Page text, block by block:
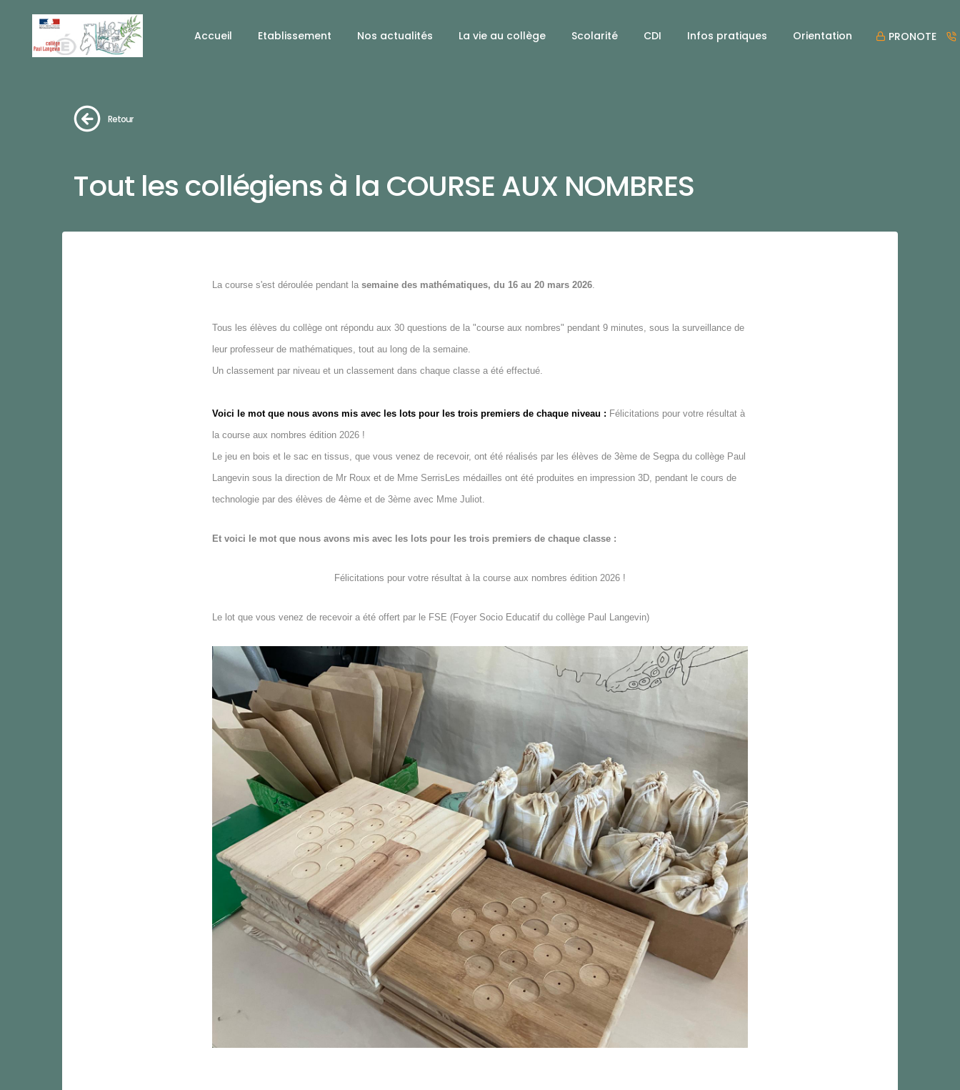
Accueil Etablissement Nos actualités La vie au collège Scolarité CDI Infos pratiques Orientation PRONOTE
Retour
Tout les collégiens à la COURSE AUX NOMBRES
La course s'est déroulée pendant la semaine des mathématiques, du 16 au 20 mars 2026
Tous les élèves du collège ont répondu aux 30 questions de la "course aux nombres" pendant 9 minutes, sous la surveillance de
leur professeur de mathématiques, tout au long de la semaine.
Un classement par niveau et un classement dans chaque classe a été effectué.
Voici le mot que nous avons mis avec les lots pour les trois premiers de chaque niveau : Félicitations pour votre résultat à
la course aux nombres édition 2026 !
Le jeu en bois et le sac en tissus, que vous venez de recevoir, ont été réalisés par les élèves de 3ème de Segpa du collège Paul
Langevin sous la direction de Mr Roux et de Mme SerrisLes médailles ont été produites en impression 3D, pendant le cours de
technologie par des élèves de 4ème et de 3ème avec Mme Juliot.
Et voici le mot que nous avons mis avec les lots pour les trois premiers de chaque classe :
Félicitations pour votre résultat à la course aux nombres édition 2026 !
Le lot que vous venez de recevoir a été offert par le FSE (Foyer Socio Educatif du collège Paul Langevin)